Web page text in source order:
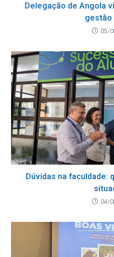
Delegação de Angola
gestão
05/
Dúvidas na faculdade:
04/